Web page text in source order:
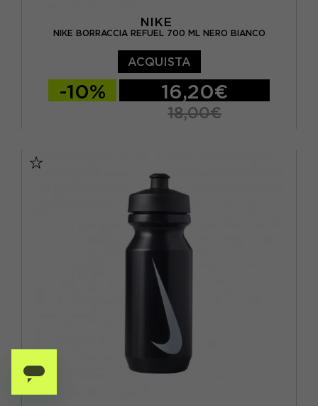
NIKE
NIKE BORRACCIA REFUEL 700 ML NERO BIANCO
ACQUISTA
-10% 16,20€
18,00€